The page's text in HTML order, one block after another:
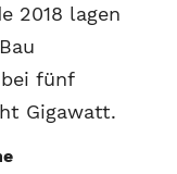
2018 lagen
fünf
Gigawatt.